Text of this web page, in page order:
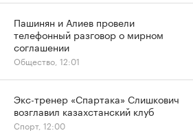
Пашинян и Алиев провели
телефонный разговор о мирном
соглашении
Общество, 12:01
Экс-тренер «Спартака» Слишкович
возглавил казахстанский клуб
Спорт, 12:00